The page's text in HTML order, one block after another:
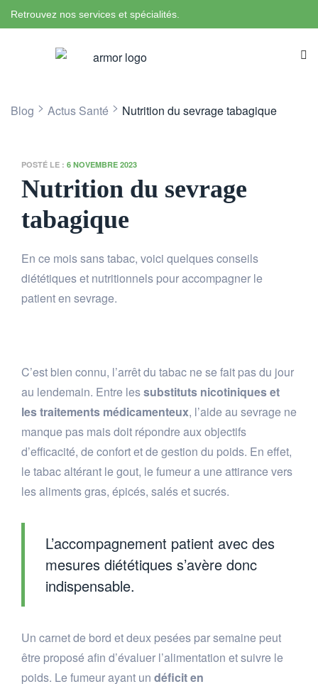
Retrouvez nos services et spécialités.
Blog > Actus Santé > Nutrition du sevrage tabagique
POSTÉ LE : 6 NOVEMBRE 2023
Nutrition du sevrage
tabagique
En ce mois sans tabac, voici quelques conseils
diététiques et nutritionnels pour accompagner le
patient en sevrage.
C’est bien connu, l’arrêt du tabac ne se fait pas du jour
au lendemain. Entre lessubstituts nicotiniques et
les traitements médicamenteux, l’aide au sevrage ne
manque pas mais doit répondre aux objectifs
d’efficacité, de confort et de gestion du poids. En effet,
le tabac altérant le gout, le fumeur a une attirance vers
les aliments gras, épicés, salés et sucrés.
L’accompagnement patient avec des
mesures diététiques s’avère donc
indispensable.
Un carnet de bord et deux pesées par semaine peut
être proposé afin d’évaluer l’alimentation et suivre le
poids. Le fumeur ayant un déficit en